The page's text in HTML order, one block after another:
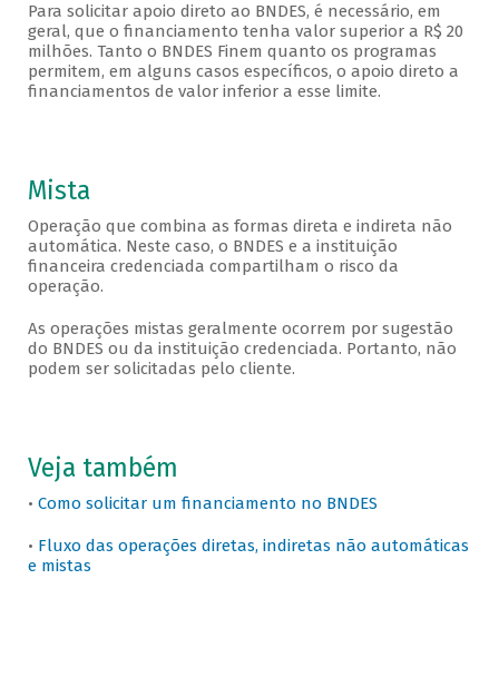
Para solicitar apoio direto ao BNDES, é necessário, em
geral, que o financiamento tenha valor superior a R$ 20
milhões. Tanto o BNDES Finem quanto os programas
permitem, em alguns casos específicos, o apoio direto a
financiamentos de valor inferior a esse limite.
Mista
Operação que combina as formas direta e indireta não
automática. Neste caso, o BNDES e a instituição
financeira credenciada compartilham o risco da
operação.
As operações mistas geralmente ocorrem por sugestão
do BNDES ou da instituição credenciada. Portanto, não
podem ser solicitadas pelo cliente.
Veja também
• Como solicitar um financiamento no BNDES
• Fluxo das operações diretas, indiretas não automáticas
e mistas